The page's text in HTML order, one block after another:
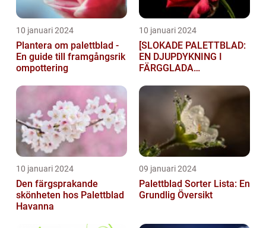
10 januari 2024
Plantera om palettblad -
En guide till framgångsrik
ompottering
10 januari 2024
[SLOKADE PALETTBLAD:
EN DJUPDYKNING I
FÄRGGLADA
UNDERBARA VÄRLD]
10 januari 2024
Den färgsprakande
skönheten hos Palettblad
Havanna
09 januari 2024
Palettblad Sorter Lista: En
Grundlig Översikt